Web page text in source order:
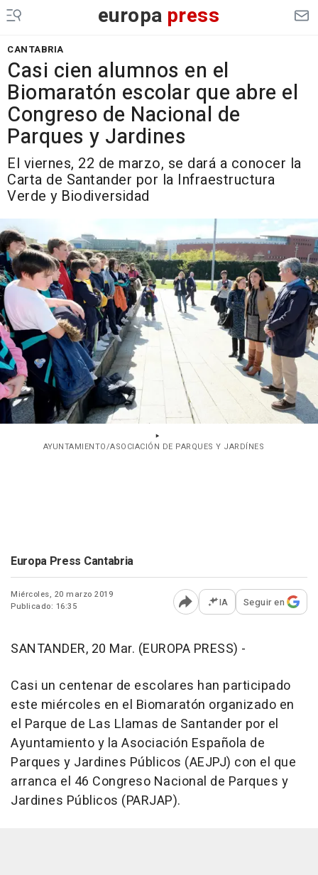
europa press
CANTABRIA
Casi cien alumnos en el
Biomaratón escolar que abre el
Congreso de Nacional de
Parques y Jardines
El viernes, 22 de marzo, se dará a conocer la
Carta de Santander por la Infraestructura
Verde y Biodiversidad
AYUNTAMIENTO/ASOCIACIÓN DE PARQUES Y JARDÍNES
Europa Press Cantabria
Miércoles, 20 marzo 2019
Publicado: 16:35
Abrir opciones para
IA Seguir en
SANTANDER, 20 Mar. (EUROPA PRESS) -
Casi un centenar de escolares han participado
este miércoles en el Biomaratón organizado en
el Parque de Las Llamas de Santander por el
Ayuntamiento y la Asociación Española de
Parques y Jardines Públicos (AEJPJ) con el que
arranca el 46 Congreso Nacional de Parques y
Jardines Públicos (PARJAP).